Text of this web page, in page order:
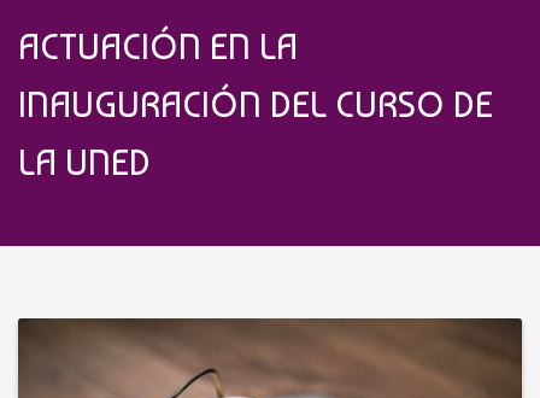
ACTUACIÓN EN LA
INAUGURACIÓN DEL CURSO DE
LA UNED